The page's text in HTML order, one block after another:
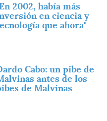
2002, había más
en ciencia y
que ahora"
Cabo: un pibe de
antes de los
de Malvinas